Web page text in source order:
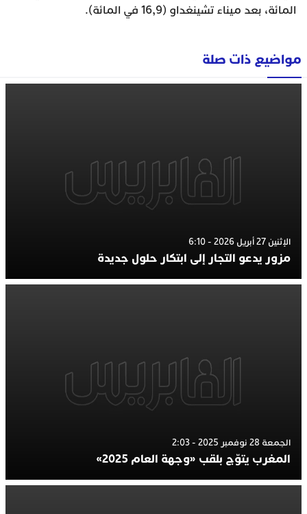
المائة، بعد ميناء تشينغداو (16,9 في المائة).
مواضيع ذات صلة
الإثنين 27 أبريل 2026 - 6:10
مزور يدعو التجار إلى ابتكار حلول جديدة
الجمعة 28 نوفمبر 2025 - 2:03
المغرب يتوّج بلقب «وجهة العام 2025»